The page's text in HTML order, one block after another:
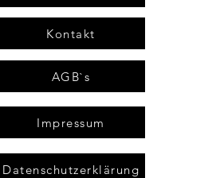
Kontakt
AGB`s
Impressum
Datenschutzerklärung